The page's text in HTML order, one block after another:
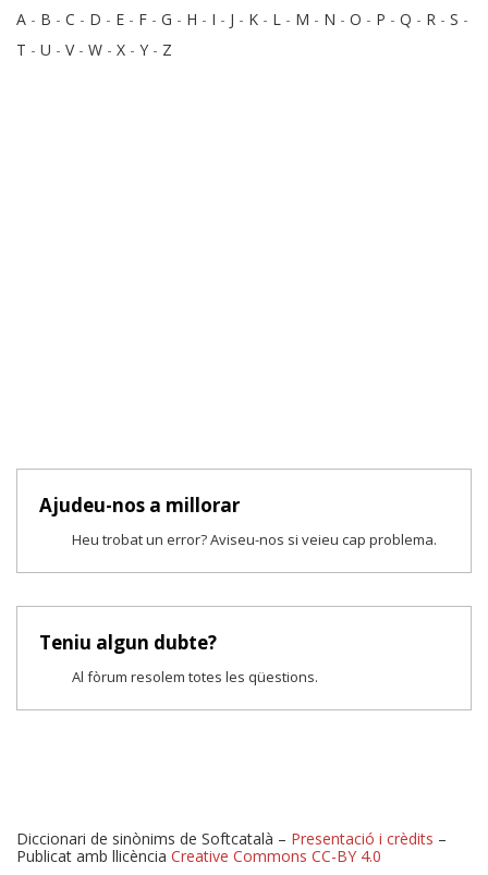
A - B - C - D - E - F - G - H - I - J - K - L - M - N - O - P - Q - R - S -
T - U - V- W - X - Y - Z
Ajudeu-nos a millorar
Heu trobat un error? Aviseu-nos si veieu cap problema.
Teniu algun dubte?
Al fòrum resolem totes les qüestions.
Diccionari de sinònims de Softcatalà – Presentació i crèdits –
Publicat amb llicència Creative Commons CC-BY 4.0